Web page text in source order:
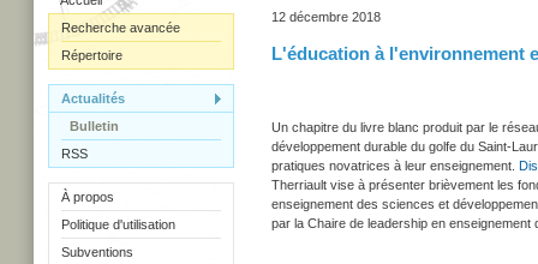
Recherche avancée
Répertoire
Actualités
Bulletin
RSS
À propos
Politique d'utilisation
Subventions
12 décembre 2018
L'éducation à l'environnement
Un chapitre du livre blanc produit par le
développement durable du golfe du Saint-
pratiques novatrices à leur enseignement.
Therriault vise à présenter brièvement les
enseignement des sciences et
par la Chaire de leadership en